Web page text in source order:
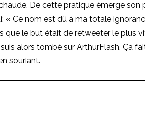
De cette pratique émerge son
« Ce nom est dû à ma totale
que le but était de retweeter le plus
suis alors tombé sur ArthurFlash. Ça
souriant.